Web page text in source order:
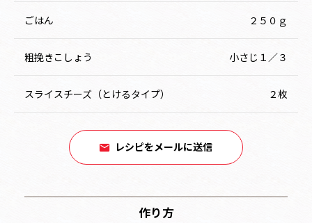
ごはん ２５０ｇ
粗挽きこしょう 小さじ１／３
スライスチーズ（とけるタイプ） ２枚
レシピをメールに送信
作り方